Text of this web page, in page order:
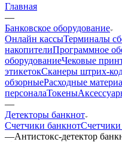
Главная
—
Банковское оборудование
Онлайн кассыТерминалы
накопителиПрограммное
оборудованиеЧековые
этикетокСканеры штрих-
обзорныеРасходные
персоналаТокены
—
Детекторы банкнот
Счетчики банкнот
—Антистокс-детектор